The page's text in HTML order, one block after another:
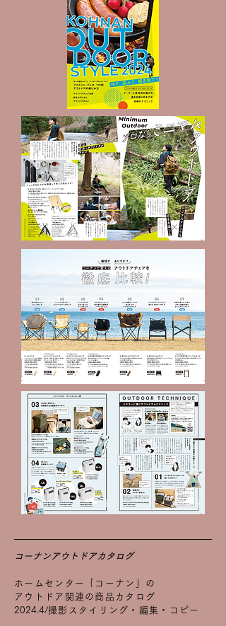
コーナンアウトドアカタログ
ホームセンター「コーナン」の
アウトドア関連の商品カタログ
2024.4/撮影スタイリング・編集・コピー